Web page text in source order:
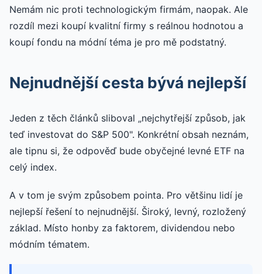
Nemám nic proti technologickým firmám, naopak. Ale
rozdíl mezi koupí kvalitní firmy s reálnou hodnotou a
koupí fondu na módní téma je pro mě podstatný.
Nejnudnější cesta bývá nejlepší
Jeden z těch článků sliboval „nejchytřejší způsob, jak
teď investovat do S&P 500". Konkrétní obsah neznám,
ale tipnu si, že odpověď bude obyčejné levné ETF na
celý index.
A v tom je svým způsobem pointa. Pro většinu lidí je
nejlepší řešení to nejnudnější. Široký, levný, rozložený
základ. Místo honby za faktorem, dividendou nebo
módním tématem.